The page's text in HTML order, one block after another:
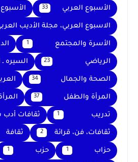
الأسبوع العربي 33
الاسبوع العربي، مجلة الأديب
الأسرة والمجتمع 1
الرياضي 23 السيره ـ
الصحة والجمال 34
المرأة والطفل 37
تدريب 1 ثقافات أدب
ثقافات، فن، قرائة 2 ثقافة
حزاب 1 حزب 1